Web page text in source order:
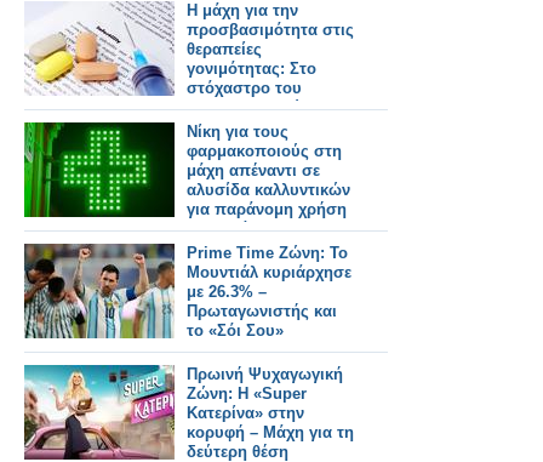
Η μάχη για την
προσβασιμότητα στις
θεραπείες
γονιμότητας: Στο
στόχαστρο του
φαρμακευτικού
κόσμου οι πρακτικές
της εταιρείας Merck
Νίκη για τους
φαρμακοποιούς στη
μάχη απέναντι σε
αλυσίδα καλλυντικών
για παράνομη χρήση
του πράσινου
σταυρού
Prime Time Ζώνη: Το
Μουντιάλ κυριάρχησε
με 26.3% –
Πρωταγωνιστής και
το «Σόι Σου»
Πρωινή Ψυχαγωγική
Ζώνη: Η «Super
Κατερίνα» στην
κορυφή – Μάχη για τη
δεύτερη θέση